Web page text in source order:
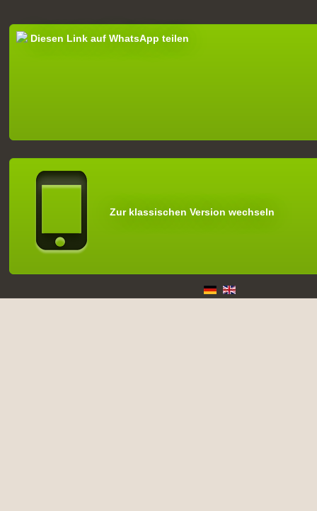
Diesen Link auf WhatsApp teilen
Zur klassischen Version wechseln